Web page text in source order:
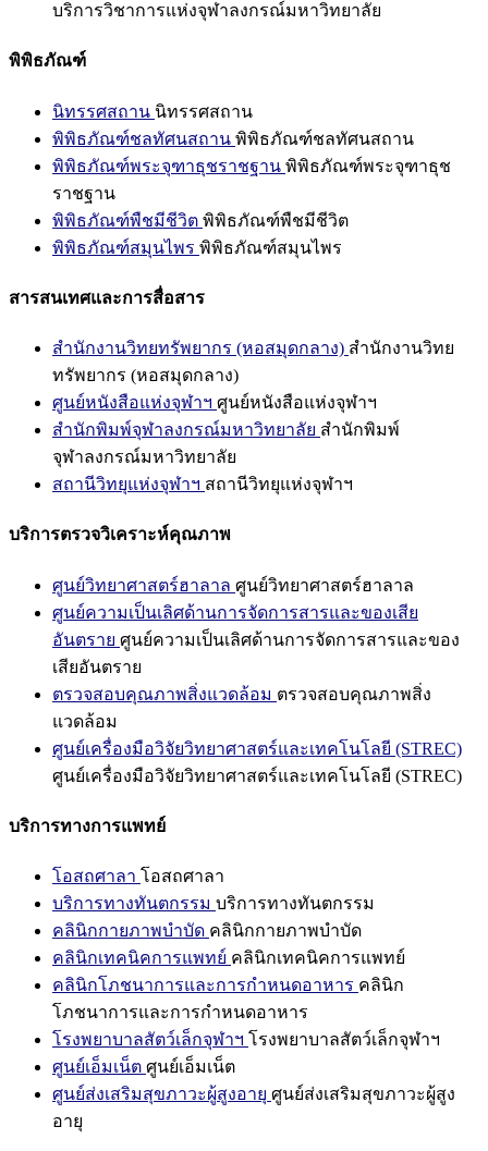
บริการวิชาการแห่งจุฬาลงกรณ์มหาวิทยาลัย
พิพิธภัณฑ์
นิทรรศสถาน นิทรรศสถาน
พิพิธภัณฑ์ชลทัศนสถาน พิพิธภัณฑ์ชลทัศนสถาน
พิพิธภัณฑ์พระจุฑาธุชราชฐาน พิพิธภัณฑ์พระจุฑาธุช
ราชฐาน
พิพิธภัณฑ์พืชมีชีวิต พิพิธภัณฑ์พืชมีชีวิต
พิพิธภัณฑ์สมุนไพร พิพิธภัณฑ์สมุนไพร
สารสนเทศและการสื่อสาร
สำนักงานวิทยทรัพยากร (หอสมุดกลาง) สำนักงานวิทย
ทรัพยากร (หอสมุดกลาง)
ศูนย์หนังสือแห่งจุฬาฯ ศูนย์หนังสือแห่งจุฬาฯ
สำนักพิมพ์จุฬาลงกรณ์มหาวิทยาลัย สำนักพิมพ์
จุฬาลงกรณ์มหาวิทยาลัย
สถานีวิทยุแห่งจุฬาฯ สถานีวิทยุแห่งจุฬาฯ
บริการตรวจวิเคราะห์คุณภาพ
ศูนย์วิทยาศาสตร์ฮาลาล ศูนย์วิทยาศาสตร์ฮาลาล
ศูนย์ความเป็นเลิศด้านการจัดการสารและของเสีย
อันตราย ศูนย์ความเป็นเลิศด้านการจัดการสารและของ
เสียอันตราย
ตรวจสอบคุณภาพสิ่งแวดล้อม ตรวจสอบคุณภาพสิ่ง
แวดล้อม
ศูนย์เครื่องมือวิจัยวิทยาศาสตร์และเทคโนโลยี (STREC)
ศูนย์เครื่องมือวิจัยวิทยาศาสตร์และเทคโนโลยี (STREC)
บริการทางการแพทย์
โอสถศาลา โอสถศาลา
บริการทางทันตกรรม บริการทางทันตกรรม
คลินิกกายภาพบำบัด คลินิกกายภาพบำบัด
คลินิกเทคนิคการแพทย์ คลินิกเทคนิคการแพทย์
คลินิกโภชนาการและการกำหนดอาหาร คลินิก
โภชนาการและการกำหนดอาหาร
โรงพยาบาลสัตว์เล็กจุฬาฯ โรงพยาบาลสัตว์เล็กจุฬาฯ
ศูนย์เอ็มเน็ต ศูนย์เอ็มเน็ต
ศูนย์ส่งเสริมสุขภาวะผู้สูงอายุ ศูนย์ส่งเสริมสุขภาวะผู้สูง
อายุ